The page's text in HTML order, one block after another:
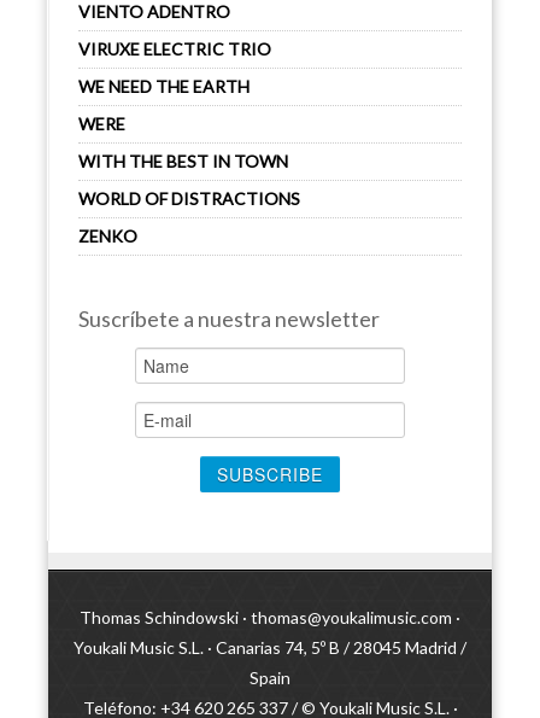
VIENTO ADENTRO
VIRUXE ELECTRIC TRIO
WE NEED THE EARTH
WERE
WITH THE BEST IN TOWN
WORLD OF DISTRACTIONS
ZENKO
Suscríbete a nuestra newsletter
Thomas Schindowski · thomas@youkalimusic.com ·
Youkali Music S.L. · Canarias 74, 5º B / 28045 Madrid /
Spain
Teléfono: +34 620 265 337 / © Youkali Music S.L. ·